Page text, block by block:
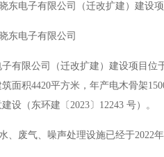
东电子有限公司（迁改扩建）建设项
东电子有限公司
子有限公司（迁改扩建）建设项目位
面积4420平方米，年产电木骨架
设（东环建〔2023〕12243 号）。
、废气、噪声处理设施已经于2022